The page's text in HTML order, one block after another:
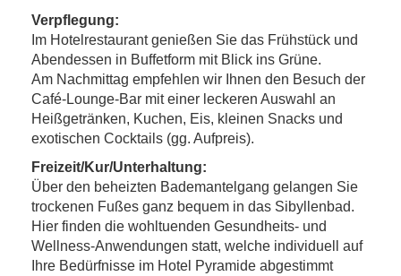
Verpflegung:
Im Hotelrestaurant genießen Sie das Frühstück und
Abendessen in Buffetform mit Blick ins Grüne.
Am Nachmittag empfehlen wir Ihnen den Besuch der
Café-Lounge-Bar mit einer leckeren Auswahl an
Heißgetränken, Kuchen, Eis, kleinen Snacks und
exotischen Cocktails (gg. Aufpreis).
Freizeit/Kur/Unterhaltung:
Über den beheizten Bademantelgang gelangen Sie
trockenen Fußes ganz bequem in das Sibyllenbad.
Hier finden die wohltuenden Gesundheits- und
Wellness-Anwendungen statt, welche individuell auf
Ihre Bedürfnisse im Hotel Pyramide abgestimmt